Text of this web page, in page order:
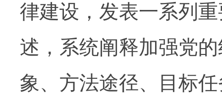
律建设，发表一系列
述，系统阐释加强党
象、方法途径、目标